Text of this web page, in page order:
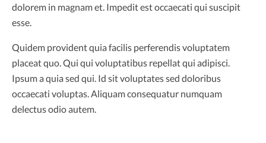
dolorem in magnam et. Impedit est occaecati qui suscipit
esse.
Quidem provident quia facilis perferendis voluptatem
placeat quo. Qui qui voluptatibus repellat qui adipisci.
Ipsum a quia sed qui. Id sit voluptates sed doloribus
occaecati voluptas. Aliquam consequatur numquam
delectus odio autem.